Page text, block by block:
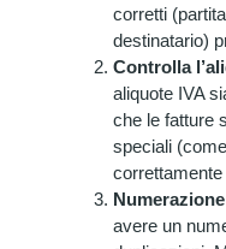
corretti
destinatario)
Controlla
aliquote IVA
che le fatture
speciali
avere un